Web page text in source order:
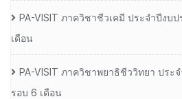
PA-VISIT ภาควิชาชีวเคมี ประจำปีงบ
เดือน
PA-VISIT ภาควิชาพยาธิชีววิทยา ประ
รอบ 6 เดือน